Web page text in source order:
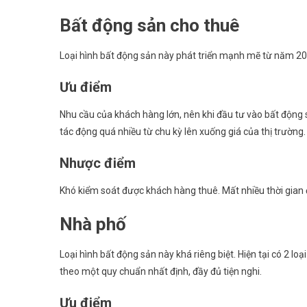
Bất động sản cho thuê
Loại hình bất động sản này phát triển mạnh mẽ từ năm
Ưu điểm
Nhu cầu của khách hàng lớn, nên khi đầu tư vào bất
tác động quá nhiều từ chu kỳ lên xuống giá của thị trường.
Nhược điểm
Khó kiểm soát được khách hàng thuê. Mất nhiều thời
Nhà phố
Loại hình bất động sản này khá riêng biệt. Hiện tại có 2
theo một quy chuẩn nhất định, đầy đủ tiện nghi.
Ưu điểm